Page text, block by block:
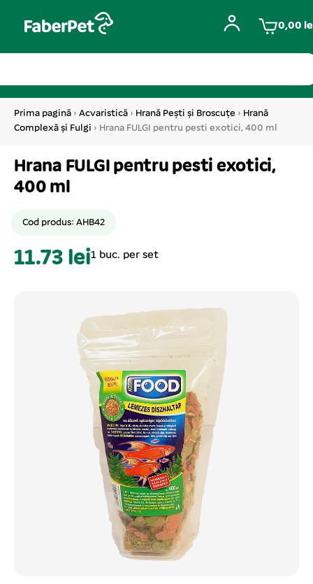
0,00
Prima pagină › Acvaristică › Hrană Pești și Broscuțe › Hrană
Complexă și Fulgi › Hrana FULGI pentru pesti exotici, 400 ml
Hrana FULGI pentru pesti exotici,
400 ml
Cod produs: AHB42
11.73 lei1 buc. per set